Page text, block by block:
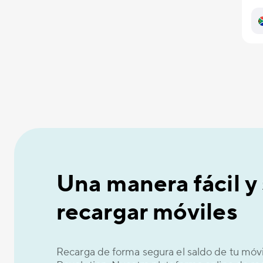
Una manera fácil
recargar móviles
Recarga de forma segura el saldo de tu